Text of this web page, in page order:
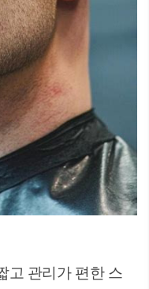
고 관리가 편한 스